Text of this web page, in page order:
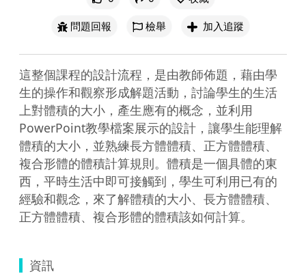
問題回報
檢舉 加入追蹤
這整個課程的設計流程，是由教師佈題，藉由學
生的操作和觀察形成解題活動，討論學生的生活
上對體積的大小，產生應有的概念，並利用
PowerPoint教學檔案展示的設計，讓學生能理解
體積的大小，並熟練長方體體積、正方體體積、
複合形體的體積計算規則。體積是一個具體的東
西，平時生活中即可接觸到，學生可利用已有的
經驗和觀念，來了解體積的大小、長方體體積、
正方體體積、複合形體的體積該如何計算。
資訊